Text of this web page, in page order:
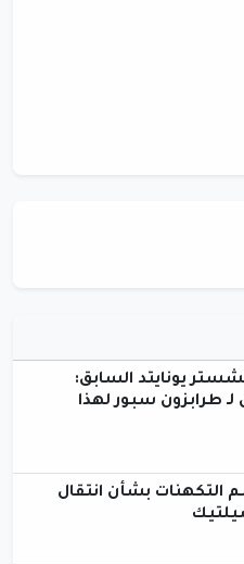
يونايتد السابق:
طرابزون سبور لهذا
التكهنات بشأن انتقال